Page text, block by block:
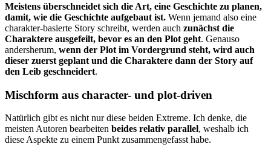
Meistens überschneidet sich die Art, eine Geschichte zu planen,
damit, wie die Geschichte aufgebaut ist. Wenn jemand also eine
charakter-basierte Story schreibt, werden auch zunächst die
Charaktere ausgefeilt, bevor es an den Plot geht. Genauso
andersherum, wenn der Plot im Vordergrund steht, wird auch
dieser zuerst geplant und die Charaktere dann der Story auf
den Leib geschneidert.
Mischform aus character- und plot-driven
Natürlich gibt es nicht nur diese beiden Extreme. Ich denke, die
meisten Autoren bearbeiten beides relativ parallel, weshalb ich
diese Aspekte zu einem Punkt zusammengefasst habe.